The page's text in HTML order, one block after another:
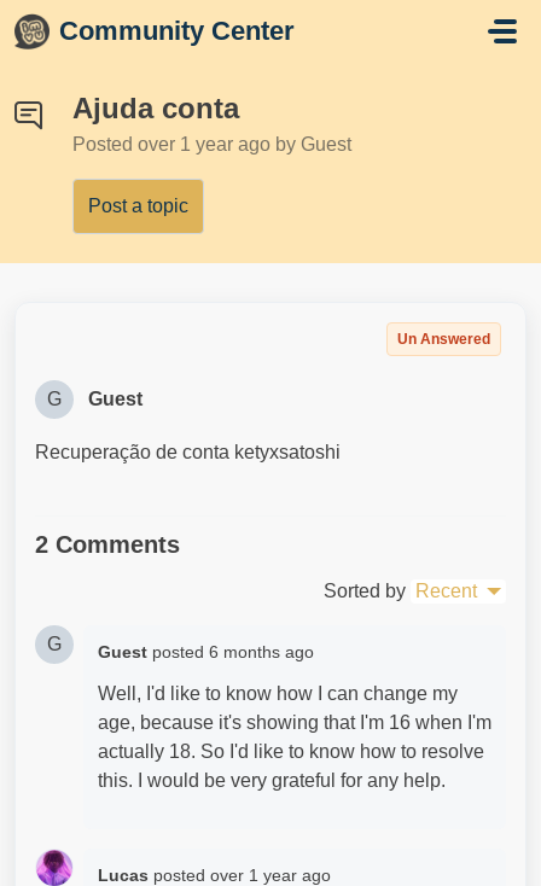
Skip to main content
Community Center
Ajuda conta
Posted over 1 year ago by Guest
Post a topic
Un Answered
G Guest
Recuperação de conta ketyxsatoshi
2 Comments
Sorted by Recent
G Guest posted 6 months ago
Well, I'd like to know how I can change my
age, because it's showing that I'm 16 when I'm
actually 18. So I'd like to know how to resolve
this. I would be very grateful for any help.
Lucas posted over 1 year ago